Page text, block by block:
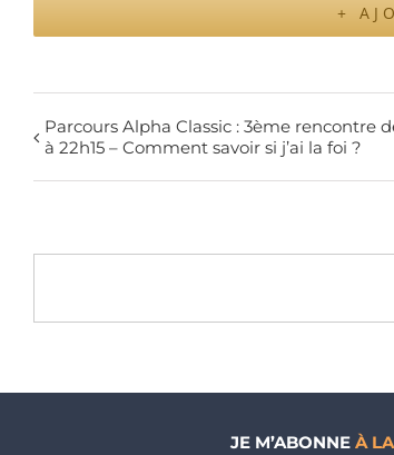
+
Parcours Alpha Classic : 3ème rencontre
à 22h15 – Comment savoir si j’ai la foi ?
JE M’ABONNE À